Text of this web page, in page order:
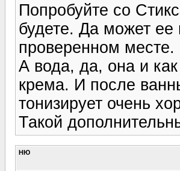
Попробуйте со
будете. Да может ее
проверенном месте.
А вода, да, она и
крема. И после
тонизирует очень
Такой
НЮ